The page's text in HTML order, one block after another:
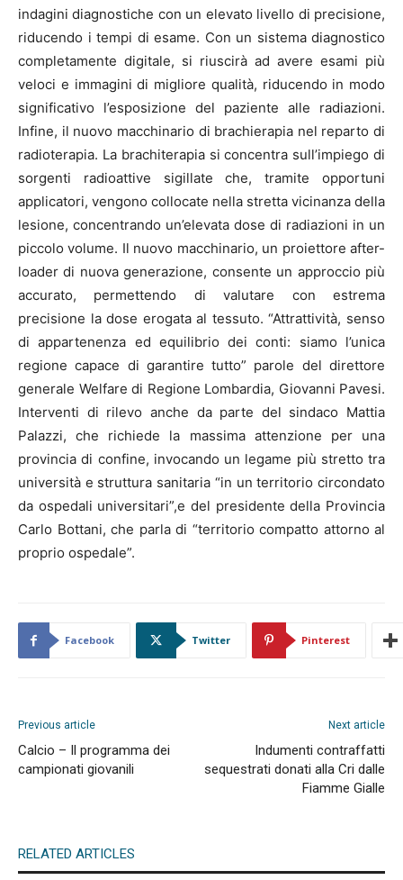
indagini diagnostiche con un elevato livello di precisione,
riducendo i tempi di esame. Con un sistema diagnostico
completamente digitale, si riuscirà ad avere esami più
veloci e immagini di migliore qualità, riducendo in modo
significativo l’esposizione del paziente alle radiazioni.
Infine, il nuovo macchinario di brachierapia nel reparto di
radioterapia. La brachiterapia si concentra sull’impiego di
sorgenti radioattive sigillate che, tramite opportuni
applicatori, vengono collocate nella stretta vicinanza della
lesione, concentrando un’elevata dose di radiazioni in un
piccolo volume. Il nuovo macchinario, un proiettore after-
loader di nuova generazione, consente un approccio più
accurato, permettendo di valutare con estrema
precisione la dose erogata al tessuto. “Attrattività, senso
di appartenenza ed equilibrio dei conti: siamo l’unica
regione capace di garantire tutto” parole del direttore
generale Welfare di Regione Lombardia, Giovanni Pavesi.
Interventi di rilevo anche da parte del sindaco Mattia
Palazzi, che richiede la massima attenzione per una
provincia di confine, invocando un legame più stretto tra
università e struttura sanitaria “in un territorio circondato
da ospedali universitari”,e del presidente della Provincia
Carlo Bottani, che parla di “territorio compatto attorno al
proprio ospedale”.
Facebook Twitter Pinterest
Previous article
Calcio – Il programma dei
campionati giovanili
Next article
Indumenti contraffatti
sequestrati donati alla Cri dalle
Fiamme Gialle
RELATED ARTICLES